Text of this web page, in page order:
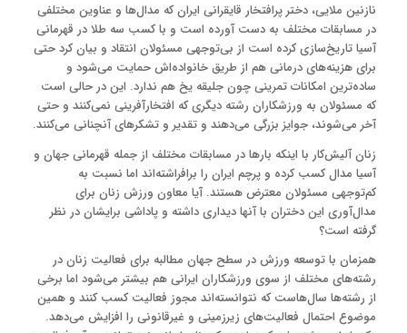
نازنین ملایی، دختر پرافتخار قایقرانی ایران که مدال‌ها و عناوین مختلفی
در مسابقات مختلف به دست آورده است و با کسب سه طلا در قهرمانی
آسیا تاریخ‌سازی کرده است از بی‌توجهی مسئولان انتقاد و بیان کرد حتی
برای هزینه‌های درمانی هم از طریق خانواده‌اش حمایت می‌شود و
ساده‌ترین امکانات تمرینی چون جلیقه یخ هم ندارد. این در حالی است
که مسئولان به ورزشکاران رشته دیگری که افتخارآفرینی نمی‌کنند و حتی
آخر می‌شوند، جوایز بزرگی می‌دهند و تقدیر و تشکرهای آنچنانی می‌کنند.
زنان آلیش‌کار با اینکه بارها در مسابقات مختلف از جمله قهرمانی جهان و
آسیا مدال کسب کرده‌ و پرچم ایران را برافراشته‌اند اما نسبت به
کم‌توجهی مسئولان معترض هستند. آیا معاون ورزش زنان برای
مدال‌آوری این دختران با آنها دیداری داشته و پاداشی برایشان در نظر
گرفته است؟
همزمان با توسعه ورزش در سطح جهان مطالبه برای فعالیت زنان در
رشته‌های مختلف از سوی ورزشکاران ایرانی هم بیشتر می‌شود اما برخی
از رشته‌ها سال‌هاست که نتوانسته‌اند مجوز فعالیت کسب کنند و همین
موضوع احتمال فعالیت‌های زیرزمینی و غیرقانونی را افزایش می‌دهد.